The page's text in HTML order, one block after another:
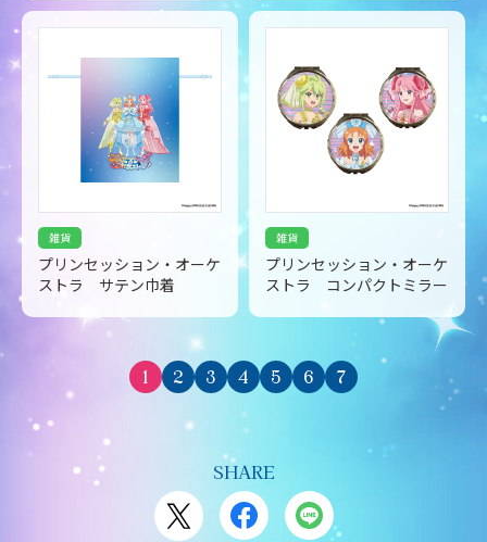
雑貨
プリンセッション・オーケ
ストラ サテン巾着
雑貨
プリンセッション・オーケ
ストラ コンパクトミラー
1 2 3 4 5 6 7
SHARE